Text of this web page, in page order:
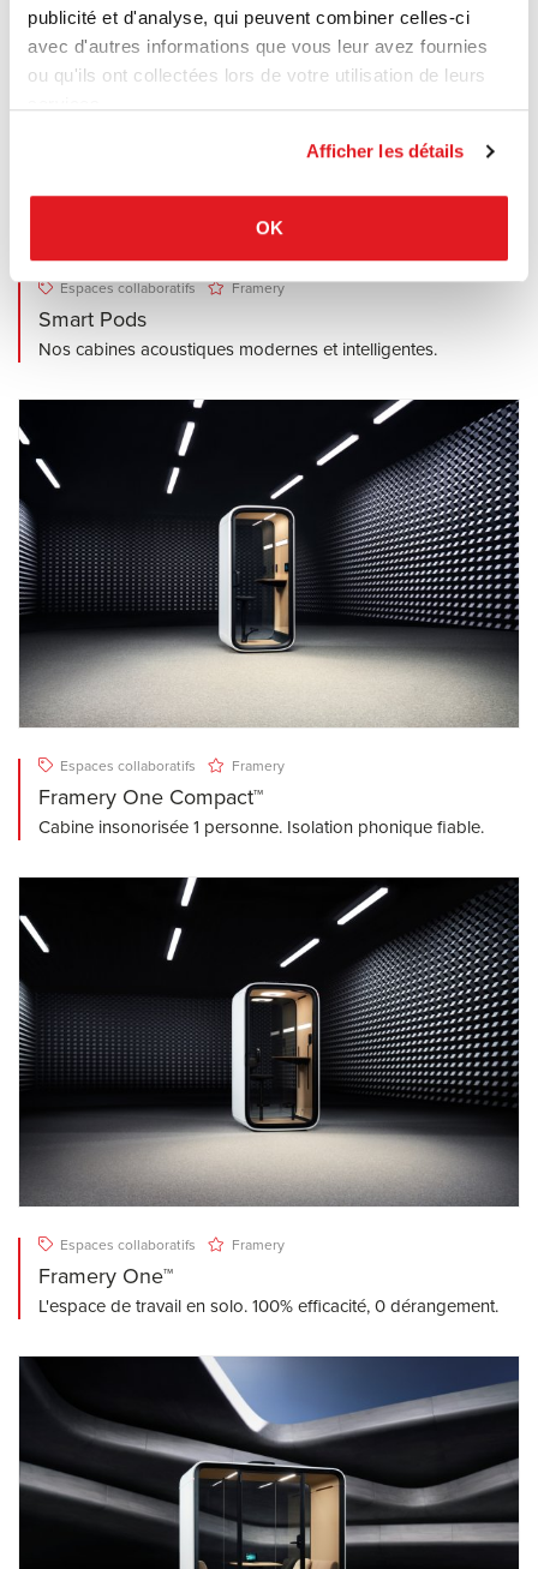
publicité et d'analyse, qui peuvent combiner celles-ci
avec d'autres informations que vous leur avez fournies
ou qu'ils ont collectées lors de votre utilisation de leurs
Afficher les détails
OK
Espaces collaboratifs Framery
Smart Pods
Nos cabines acoustiques modernes et intelligentes.
Espaces collaboratifs Framery
Framery One Compact™
Cabine insonorisée 1 personne. Isolation phonique fiable.
Espaces collaboratifs Framery
Framery One™
L'espace de travail en solo. 100% efficacité, 0 dérangement.